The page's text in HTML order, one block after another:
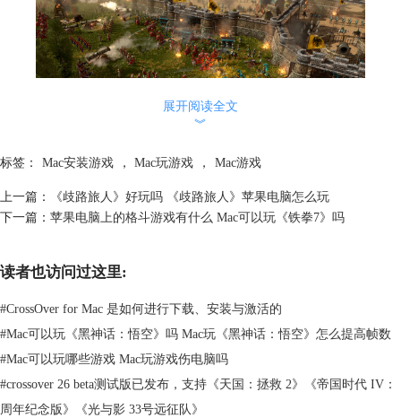
图2：游戏界面
《帝国时代 III：决定版》不仅注重战略层面的考量，还在细节上进行了
精心雕琢。游戏中的画面精美，历史氛围浓厚，让玩家仿佛置身于那个时
《帝国时代 III：决定版》在保留了系列核心魅力的同时，在技术与内容
上有所革新，受到了一部分媒体的高度评价。Steam上出现了“褒贬不
展开阅读全文
︾
标签： Mac安装游戏 ， Mac玩游戏 ， Mac游戏
上一篇：
《歧路旅人》好玩吗 《歧路旅人》苹果电脑怎么玩
下一篇： 苹果电脑上的格斗游戏有什么 Mac可以玩《铁拳7》吗
读者也访问过这里:
#CrossOver for Mac 是如何进行下载、安装与激活的
#Mac可以玩《黑神话：悟空》吗 Mac玩《黑神话：悟空》怎么提高帧数
#Mac可以玩哪些游戏 Mac玩游戏伤电脑吗
#crossover 26 beta测试版已发布，支持《天国：拯救 2》《帝国时代 IV：
周年纪念版》《光与影 33号远征队》